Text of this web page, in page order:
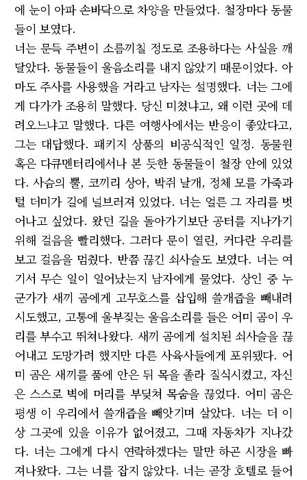
에 눈이 아파 손바닥으로 차양을 만들었다. 철장마다 동물
들이 보였다.
너는 문득 주변이 소름끼칠 정도로 조용하다는 사실을 깨
달았다. 동물들이 울음소리를 내지 않았기 때문이었다. 아
마도 주사를 사용했을 거라고 남자는 설명했다. 너는 그에
게 다가가 조용히 말했다. 당신 미쳤냐고, 왜 이런 곳에 데
려오느냐고 말했다. 다른 여행사에서는 반응이 좋았다고,
그는 대답했다. 패키지 상품의 비공식적인 일정. 동물원
혹은 다큐멘터리에서나 본 듯한 동물들이 철장 안에 있었
다. 사슴의 뿔, 코끼리 상아, 박쥐 날개, 정체 모를 가죽과
털 더미가 길에 널브러져 있었다. 너는 얼른 그 자리를 벗
어나고 싶었다. 왔던 길을 돌아가기보단 공터를 지나가기
위해 걸음을 빨리했다. 그러다 문이 열린, 커다란 우리를
보고 걸음을 멈췄다. 반쯤 끊긴 쇠사슬도 보였다. 너는 여
기서 무슨 일이 일어났는지 남자에게 물었다. 상인 중 누
군가가 새끼 곰에게 고무호스를 삽입해 쓸개즙을 빼내려
시도했고, 고통에 울부짖는 울음소리를 들은 어미 곰이 우
리를 부수고 뛰쳐나왔다. 새끼 곰에게 설치된 쇠사슬을 끊
어내고 도망가려 했지만 다른 사육사들에게 포위됐다. 어
미 곰은 새끼를 품에 안은 뒤 목을 졸라 질식시켰고, 자신
은 스스로 벽에 머리를 부딪쳐 목숨을 끊었다. 어미 곰은
평생 이 우리에서 쓸개즙을 빼앗기며 살았다. 너는 더 이
상 그곳에 있을 이유가 없어졌고, 그때 자동차가 지나갔
다. 너는 그에게 다시 연락하겠다는 말만 하곤 시장을 빠
져나왔다. 그는 너를 잡지 않았다. 너는 곧장 호텔로 들어